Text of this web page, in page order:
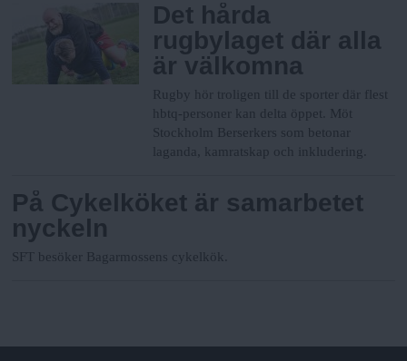
Det hårda
rugbylaget där alla
är välkomna
Rugby hör troligen till de sporter där flest
hbtq-personer kan delta öppet. Möt
Stockholm Berserkers som betonar
laganda, kamratskap och inkludering.
På Cykelköket är samarbetet
nyckeln
SFT besöker Bagarmossens cykelkök.